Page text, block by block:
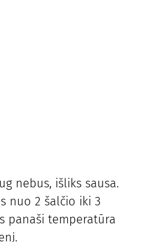
nebus, išliks sausa.
nuo 2 šalčio iki 3
panaši temperatūra